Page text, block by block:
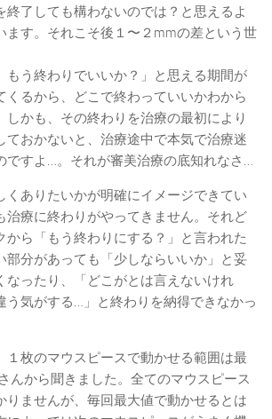
終了しても構わないのでは？と思えるよ
ます。それこそ後１〜２mmの差という世
もう終わりでいいか？」と思える期間が
くるから、どこで終わっていいかわから
しかも、その終わりを治療の最初により
ておかないと、治療途中で本気で治療迷
ですよ…。それが審美治療の底知れなさ…
くありたいかが明確にイメージできてい
治療に終わりがやってきません。それど
から「もう終わりにする？」と言われた
部分があっても「少しならいいか」と妥
なったり、「どこがとは言えないけれ
う気がする…」と終わりを納得できなかっ
１枚のマウスピースで動かせる範囲は最
んから聞きました。全てのマウスピース
りませんが、毎回最大値で動かせるとは